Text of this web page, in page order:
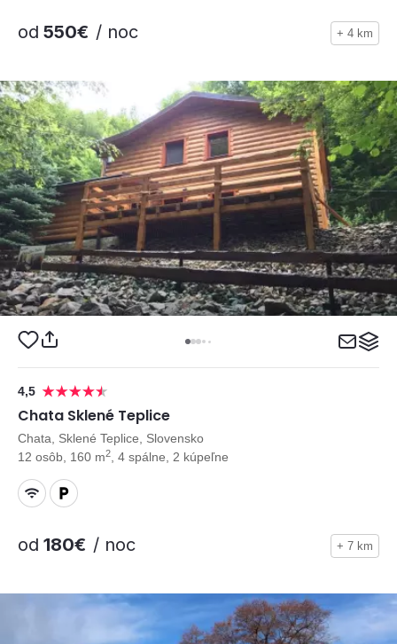
od 550€ / noc + 4 km
4,5
Chata Sklené Teplice
Chata, Sklené Teplice, Slovensko
12 osôb, 160 m2 , 4 spálne, 2 kúpeľne
od 180€ / noc + 7 km